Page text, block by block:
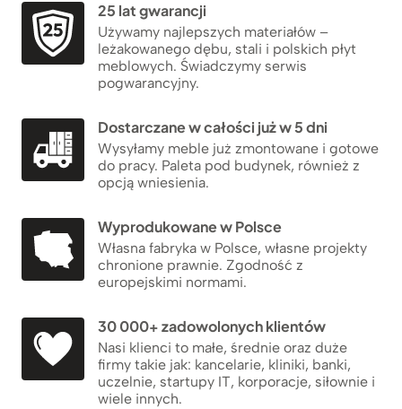
25 lat gwarancji
Używamy najlepszych materiałów –
leżakowanego dębu, stali i polskich płyt
meblowych. Świadczymy serwis
pogwarancyjny.
Dostarczane w całości już w 5 dni
Wysyłamy meble już zmontowane i gotowe
do pracy. Paleta pod budynek, również z
opcją wniesienia.
Wyprodukowane w Polsce
Własna fabryka w Polsce, własne projekty
chronione prawnie. Zgodność z
europejskimi normami.
30 000+ zadowolonych klientów
Nasi klienci to małe, średnie oraz duże
firmy takie jak: kancelarie, kliniki, banki,
uczelnie, startupy IT, korporacje, siłownie i
wiele innych.